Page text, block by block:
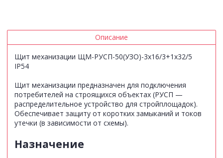
Описание
Щит механизации ЩМ-РУСП-50(УЗО)-3х16/3+1х32/5
IP54
Щит механизации предназначен для подключения
потребителей на строящихся объектах (РУСП —
распределительное устройство для стройплощадок).
Обеспечивает защиту от коротких замыканий и токов
утечки (в зависимости от схемы).
Назначение